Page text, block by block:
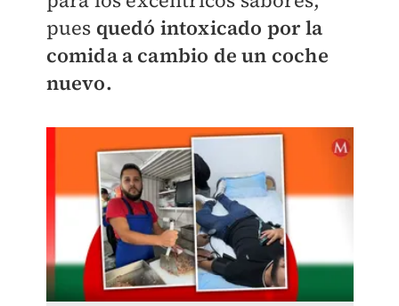
pues quedó intoxicado por la
comida a cambio de un coche
nuevo.